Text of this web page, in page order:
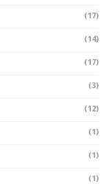
(17)
(14)
(17)
(3)
(12)
(1)
(1)
(1)